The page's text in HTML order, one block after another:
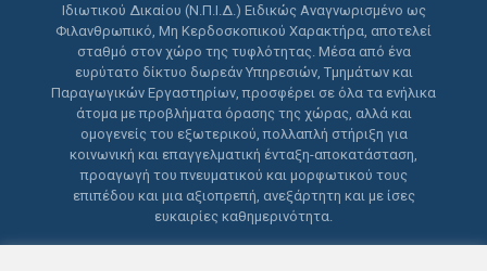
Ιδιωτικού Δικαίου (Ν.Π.Ι.Δ.) Ειδικώς Αναγνωρισμένο ως
Φιλανθρωπικό, Μη Κερδοσκοπικού Χαρακτήρα, αποτελεί
σταθμό στον χώρο της τυφλότητας. Μέσα από ένα
ευρύτατο δίκτυο δωρεάν Υπηρεσιών, Τμημάτων και
Παραγωγικών Εργαστηρίων, προσφέρει σε όλα τα ενήλικα
άτομα με προβλήματα όρασης της χώρας, αλλά και
ομογενείς του εξωτερικού, πολλαπλή στήριξη για
κοινωνική και επαγγελματική ένταξη-αποκατάσταση,
προαγωγή του πνευματικού και μορφωτικού τους
επιπέδου και μια αξιοπρεπή, ανεξάρτητη και με ίσες
ευκαιρίες καθημερινότητα.